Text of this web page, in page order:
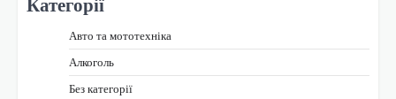
Авто та мототехніка
Алкоголь
Без категорії